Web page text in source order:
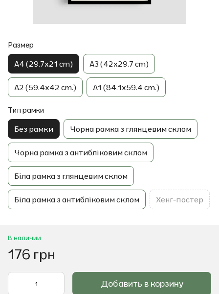
Размер
A4 (29.7x21 cm) A3 (42x29.7 cm)
A2 (59.4x42 cm.) A1 (84.1x59.4 cm.)
Тип рамки
Без рамки Чорна рамка з глянцевим склом
Чорна рамка з антибліковим склом
Біла рамка з глянцевим склом
Біла рамка з антибліковим склом Хенг-постер
В наличии
176 грн
Добавить в корзину